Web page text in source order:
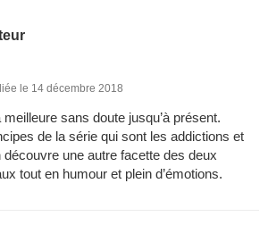
le 14 décembre 2018
sans doute jusqu’à présent.
de la série qui sont les addictions et
une autre facette des deux
tout en humour et plein d’émotions.